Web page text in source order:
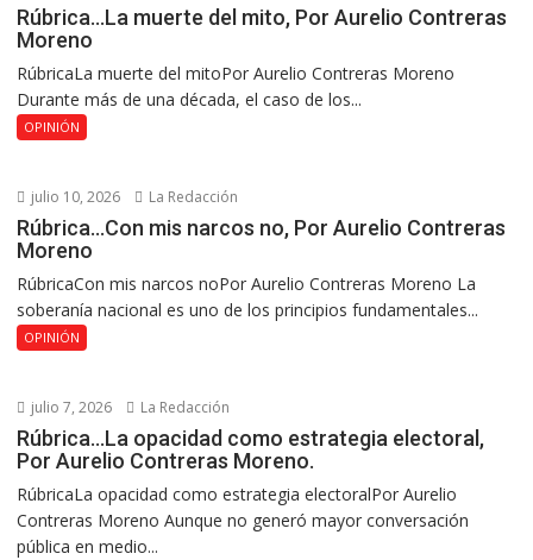
Rúbrica…La muerte del mito, Por Aurelio Contreras
Moreno
RúbricaLa muerte del mitoPor Aurelio Contreras Moreno
Durante más de una década, el caso de los...
OPINIÓN
julio 10, 2026 La Redacción
Rúbrica…Con mis narcos no, Por Aurelio Contreras
Moreno
RúbricaCon mis narcos noPor Aurelio Contreras Moreno La
soberanía nacional es uno de los principios fundamentales...
OPINIÓN
julio 7, 2026 La Redacción
Rúbrica…La opacidad como estrategia electoral,
Por Aurelio Contreras Moreno.
RúbricaLa opacidad como estrategia electoralPor Aurelio
Contreras Moreno Aunque no generó mayor conversación
pública en medio...